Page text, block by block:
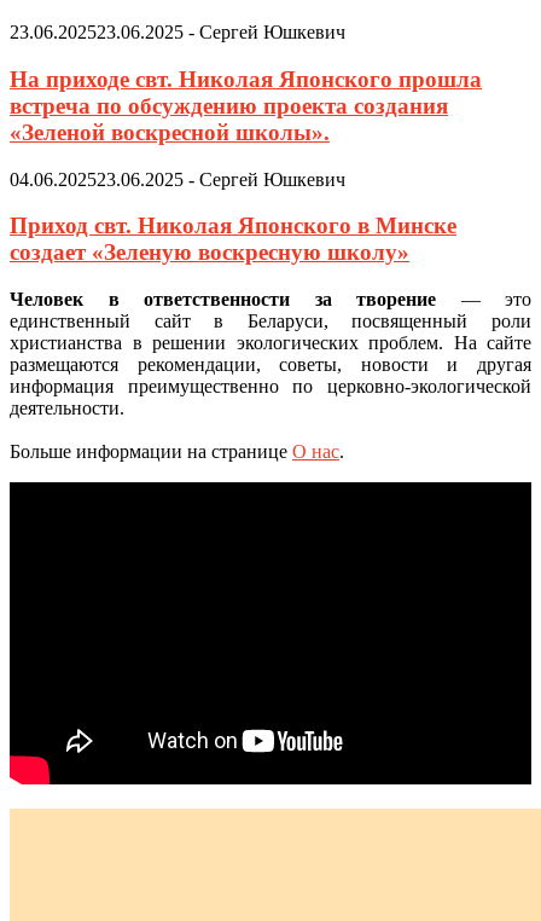
23.06.202523.06.2025 - Сергей Юшкевич
На приходе свт. Николая Японского прошла
встреча по обсуждению проекта создания
«Зеленой воскресной школы».
04.06.202523.06.2025 - Сергей Юшкевич
Приход свт. Николая Японского в Минске
создает «Зеленую воскресную школу»
Человек в ответственности за творение — это
единственный сайт в Беларуси, посвященный роли
христианства в решении экологических проблем. На сайте
размещаются рекомендации, советы, новости и другая
информация преимущественно по церковно-экологической
деятельности.
Больше информации на странице О нас.